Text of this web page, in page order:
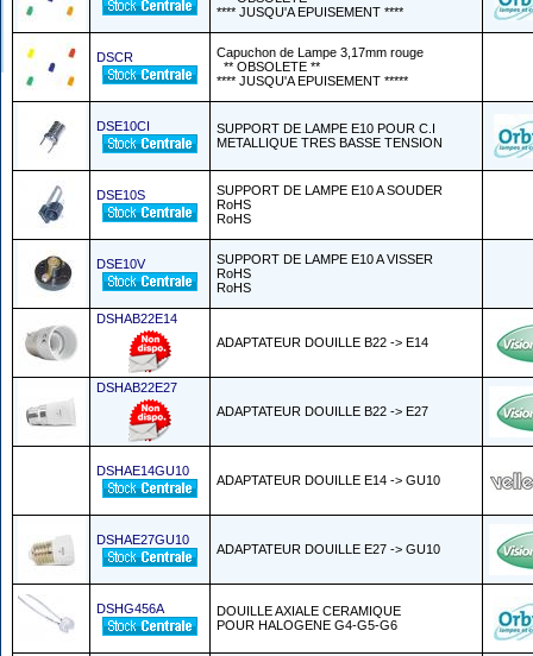
**** JUSQU'A EPUISEMENT ****
DSCR
Capuchon de Lampe 3,17mm rouge
** OBSOLETE **
**** JUSQU'A EPUISEMENT *****
DSE10CI
SUPPORT DE LAMPE E10 POUR C.I
METALLIQUE TRES BASSE TENSION
DSE10S
SUPPORT DE LAMPE E10 A SOUDER
RoHS
RoHS
DSE10V
SUPPORT DE LAMPE E10 A VISSER
RoHS
RoHS
DSHAB22E14
ADAPTATEUR DOUILLE B22 -> E14
DSHAB22E27
ADAPTATEUR DOUILLE B22 -> E27
DSHAE14GU10
ADAPTATEUR DOUILLE E14 -> GU10
DSHAE27GU10
ADAPTATEUR DOUILLE E27 -> GU10
DSHG456A
DOUILLE AXIALE CERAMIQUE
POUR HALOGENE G4-G5-G6